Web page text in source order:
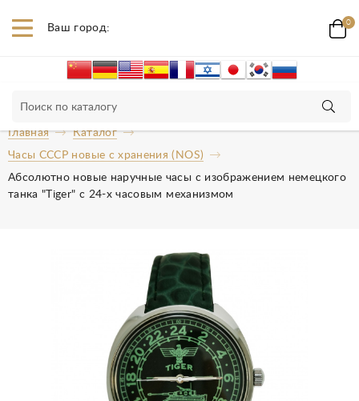
Ваш город: 0
Главная
Каталог
Часы СССР новые с хранения (NOS)
Абсолютно новые наручные часы с изображением немецкого
танка "Tiger" с 24-х часовым механизмом